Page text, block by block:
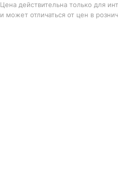
Цена действительна только для
и может отличаться от цен в